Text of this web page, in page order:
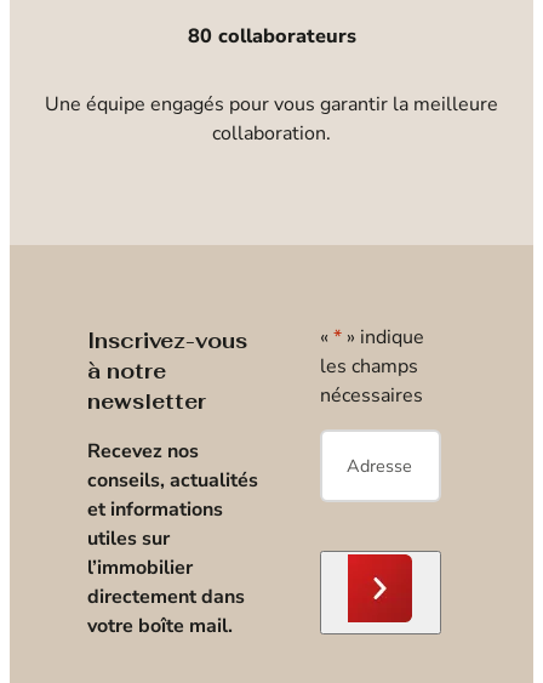
80 collaborateurs
Une équipe engagés pour vous garantir la meilleure
collaboration.
Inscrivez-vous
à notre
newsletter
Recevez nos
conseils, actualités
et informations
utiles sur
l’immobilier
directement dans
votre boîte mail.
« * » indique
les champs
nécessaires
E-
mail*